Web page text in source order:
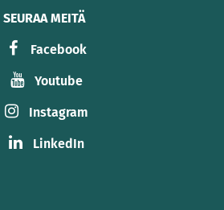
SEURAA MEITÄ
Facebook
Youtube
Instagram
LinkedIn